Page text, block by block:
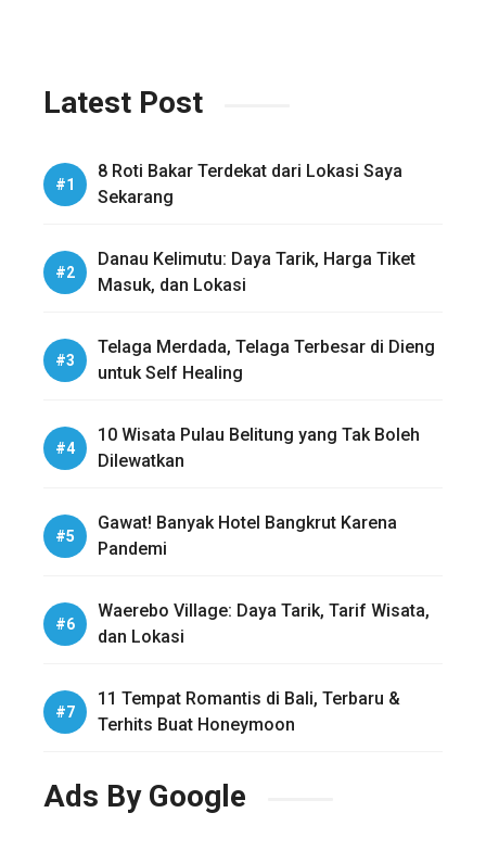
Latest Post
8 Roti Bakar Terdekat dari Lokasi Saya
Sekarang
Danau Kelimutu: Daya Tarik, Harga Tiket
Masuk, dan Lokasi
Telaga Merdada, Telaga Terbesar di Dieng
untuk Self Healing
10 Wisata Pulau Belitung yang Tak Boleh
Dilewatkan
Gawat! Banyak Hotel Bangkrut Karena
Pandemi
Waerebo Village: Daya Tarik, Tarif Wisata,
dan Lokasi
11 Tempat Romantis di Bali, Terbaru &
Terhits Buat Honeymoon
Ads By Google